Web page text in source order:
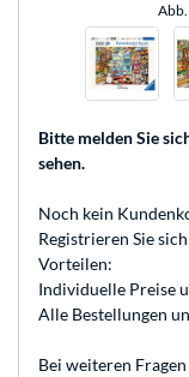
Bitte melden Sie
sehen.
Noch kein
Registrieren Sie
Vorteilen:
Individuelle Preise
Alle Bestellungen
Bei weiteren